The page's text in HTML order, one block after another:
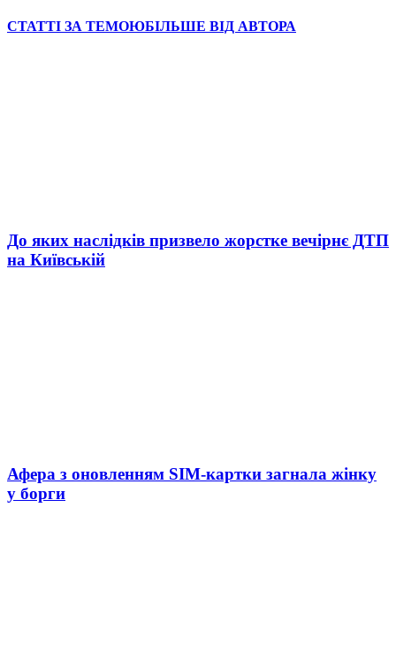
СТАТТІ ЗА ТЕМОЮБІЛЬШЕ ВІД АВТОРА
До яких наслідків призвело жорстке вечірнє ДТП
на Київській
Афера з оновленням SIM-картки загнала жінку
у борги